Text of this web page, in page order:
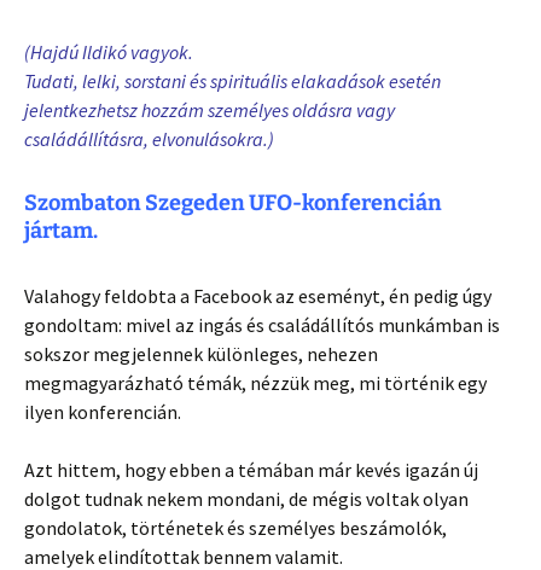
(Hajdú Ildikó vagyok.
Tudati, lelki, sorstani és spirituális elakadások esetén
jelentkezhetsz hozzám személyes oldásra vagy
családállításra, elvonulásokra.)
Szombaton Szegeden UFO-konferencián
jártam.
Valahogy feldobta a Facebook az eseményt, én pedig úgy
gondoltam: mivel az ingás és családállítós munkámban is
sokszor megjelennek különleges, nehezen
megmagyarázható témák, nézzük meg, mi történik egy
ilyen konferencián.
Azt hittem, hogy ebben a témában már kevés igazán új
dolgot tudnak nekem mondani, de mégis voltak olyan
gondolatok, történetek és személyes beszámolók,
amelyek elindítottak bennem valamit.